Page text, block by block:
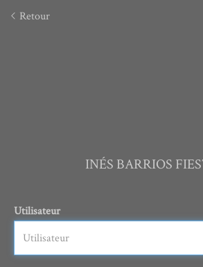
Retour
INÉS BARRIOS
Utilisateur